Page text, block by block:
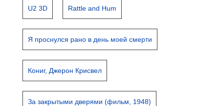
U2 3D Rattle and Hum
Я проснулся рано в день моей смерти
Кониг, Джерон Крисвел
За закрытыми дверями (фильм, 1948)